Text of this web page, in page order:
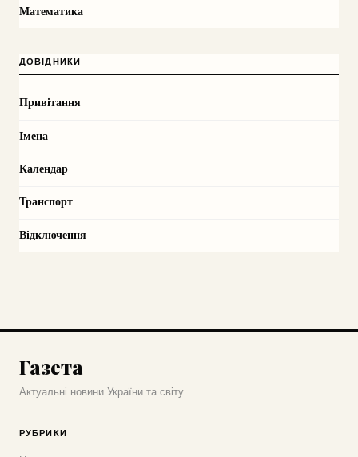
Математика
ДОВІДНИКИ
Привітання
Імена
Календар
Транспорт
Відключення
Газета
Актуальні новини України та світу
РУБРИКИ